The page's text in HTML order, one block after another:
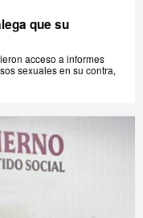
que su
acceso a informes
sexuales en su contra,